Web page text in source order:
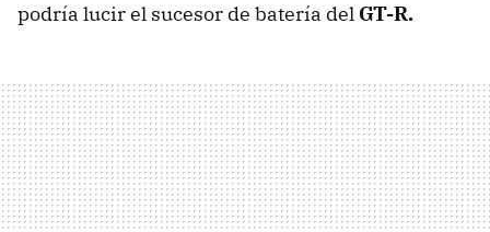
podría lucir el sucesor de batería del GT-R.